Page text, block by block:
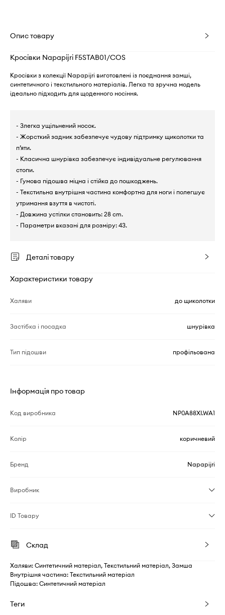
Опис товару
Кросівки Napapijri F5STAB01/COS
Кросівки з колекції Napapijri виготовлені із поєднання замші,
синтетичного і текстильного матеріалів. Легка та зручна модель
ідеально підходить для щоденного носіння.
- Злегка ущільнений носок.
- Жорсткий задник забезпечує чудову підтримку щиколотки та
п’яти.
- Класична шнурівка забезпечує індивідуальне регулювання
стопи.
- Гумова підошва міцна і стійка до пошкоджень.
- Текстильна внутрішня частина комфортна для ноги і полегшує
утримання взуття в чистоті.
- Довжина устілки становить: 28 cm.
- Параметри вказані для розміру: 43.
Деталі товару
Характеристики товару
Халяви до щиколотки
Застібка і посадка шнурівка
Тип підошви профільована
Інформація про товар
Код виробника NP0A88XI.WA1
Колір коричневий
Бренд Napapijri
Виробник
ID Товару
Склад
Халяви: Синтетичний матеріал, Текстильний матеріал, Замша
Внутрішня частина: Текстильний матеріал
Підошва: Синтетичний матеріал
Теги